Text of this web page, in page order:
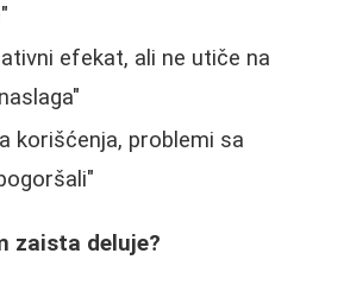
efekat, ali ne utiče na
korišćenja, problemi sa
zaista deluje?